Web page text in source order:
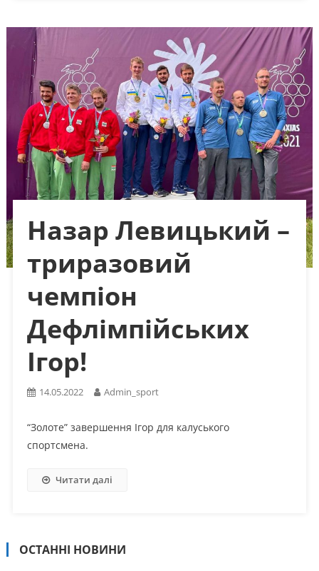
Назар Левицький –
триразовий
чемпіон
Дефлімпійських
Ігор!
14.05.2022 Admin_sport
“Золоте” завершення Ігор для калуського
спортсмена.
Читати далі
ОСТАННІ НОВИНИ